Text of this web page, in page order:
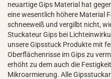
neuartige Gips Material hat
eine wesentlich höhere Material
schneeweiß und vergilbt nicht,
Stuckateur Gips bei
unsere Gipsstuck Produkte mit
Oberflächenrisse im Gips zu
erhöht zu dem auch die
Mikroarmierung. Alle